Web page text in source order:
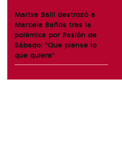
Marixa Balli destrozó a
Marcela Baños tras la
polémica por Pasión de
Sábado: "Que piense lo
que quiera"